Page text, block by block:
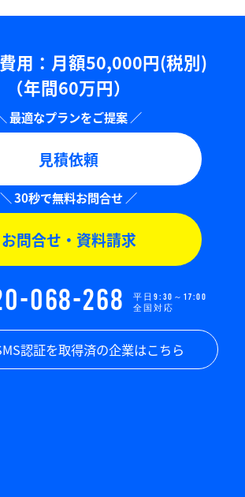
用：⽉額50,000円(税別)
（年間60万円）
見積依頼
お問合せ・資料請求
068-268
平日9:30～17:00
全国対応
認証を取得済の企業はこちら